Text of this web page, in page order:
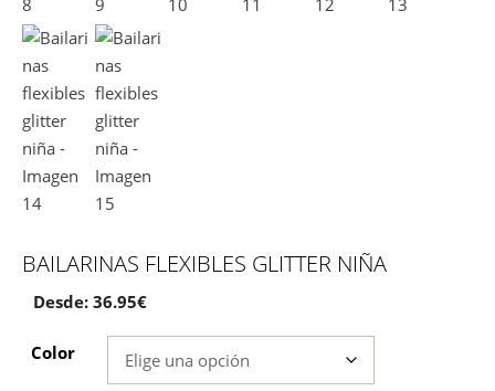
BAILARINAS FLEXIBLES GLITTER NIÑA
Desde: 36.95€
Color